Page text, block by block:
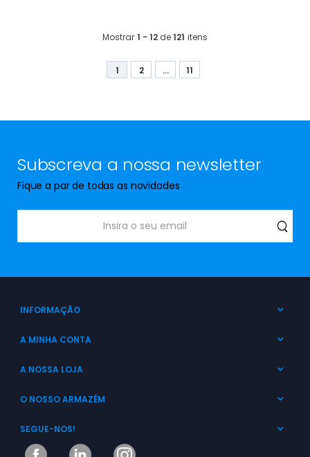
Mostrar 1 - 12 de121 itens
1 2 ... 11
Subscreva a nossa newsletter
Fique a par de todas as novidades
INFORMAÇÃO
A MINHA CONTA
A NOSSA LOJA
O NOSSO ARMAZÉM
SEGUE-NOS!